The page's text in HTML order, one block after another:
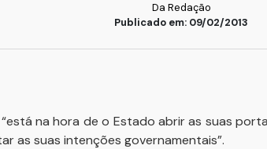
Da Redação
Publicado em: 09/02/2013
na hora de o Estado abrir as suas
as suas intenções governamentais”.